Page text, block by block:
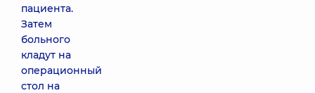
пациента.
Затем
больного
кладут на
операционный
стол на